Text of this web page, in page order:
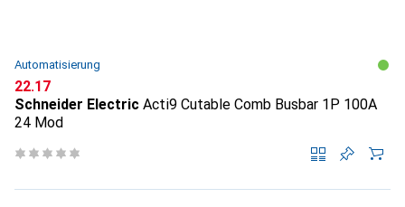
Automatisierung
CHF
22.17
Schneider Electric Acti9 Cutable Comb Busbar 1P 100A
24 Mod